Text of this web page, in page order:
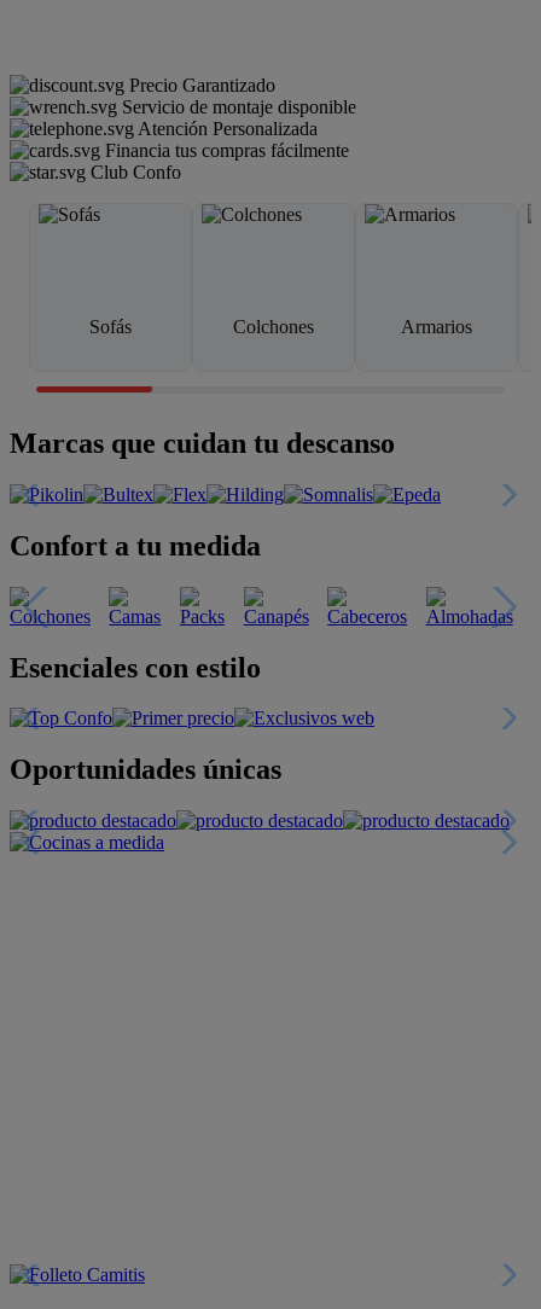
Precio Garantizado
Servicio de montaje disponible
Atención Personalizada
Financia tus compras fácilmente
Club Confo
Sofás Colchones Armarios
Marcas que cuidan tu descanso
Confort a tu medida
Esenciales con estilo
Oportunidades únicas